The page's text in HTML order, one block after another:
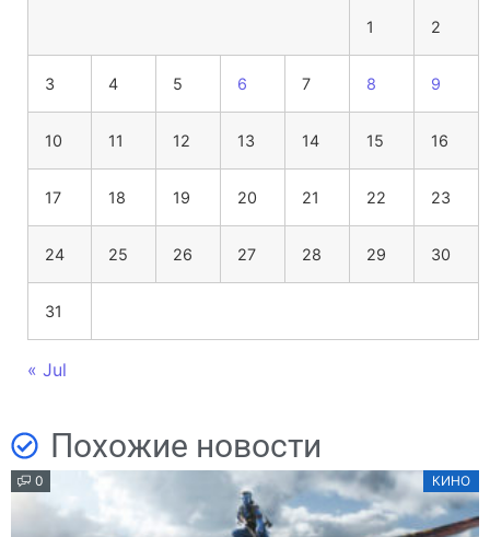
1 2
3 4 5 6 7 8 9
10 11 12 13 14 15 16
17 18 19 20 21 22 23
24 25 26 27 28 29 30
31
« Jul
Похожие новости
0 КИНО